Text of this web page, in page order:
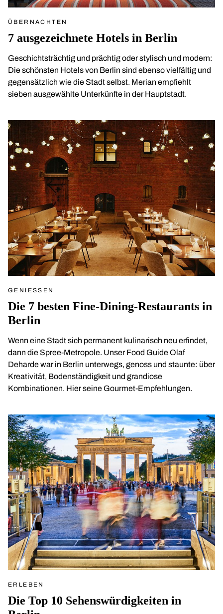
ÜBERNACHTEN
7 ausgezeichnete Hotels in Berlin
Geschichtsträchtig und prächtig oder stylisch und modern:
Die schönsten Hotels von Berlin sind ebenso vielfältig und
gegensätzlich wie die Stadt selbst. Merian empfiehlt
sieben ausgewählte Unterkünfte in der Hauptstadt.
GENIESSEN
Die 7 besten Fine-Dining-Restaurants in
Berlin
Wenn eine Stadt sich permanent kulinarisch neu erfindet,
dann die Spree-Metropole. Unser Food Guide Olaf
Deharde war in Berlin unterwegs, genoss und staunte: über
Kreativität, Bodenständigkeit und grandiose
Kombinationen. Hier seine Gourmet-Empfehlungen.
ERLEBEN
Die Top 10 Sehenswürdigkeiten in